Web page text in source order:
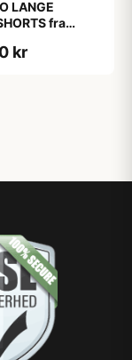
LANGE
fra
| Grå | Hvid 6-
kr